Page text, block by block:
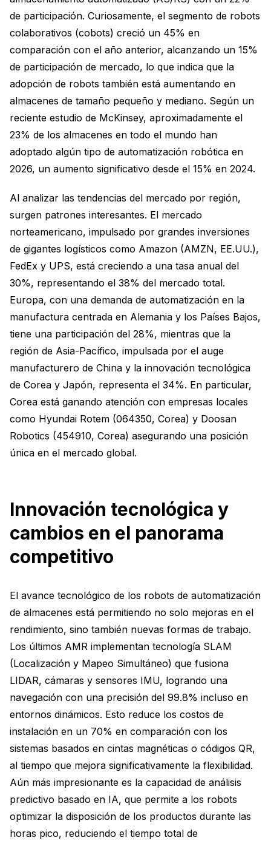
de participación. Curiosamente, el segmento de robots
colaborativos (cobots) creció un 45% en
comparación con el año anterior, alcanzando un 15%
de participación de mercado, lo que indica que la
adopción de robots también está aumentando en
almacenes de tamaño pequeño y mediano. Según un
reciente estudio de McKinsey, aproximadamente el
23% de los almacenes en todo el mundo han
adoptado algún tipo de automatización robótica en
2026, un aumento significativo desde el 15% en 2024.
Al analizar las tendencias del mercado por región,
surgen patrones interesantes. El mercado
norteamericano, impulsado por grandes inversiones
de gigantes logísticos como Amazon (AMZN, EE.UU.),
FedEx y UPS, está creciendo a una tasa anual del
30%, representando el 38% del mercado total.
Europa, con una demanda de automatización en la
manufactura centrada en Alemania y los Países Bajos,
tiene una participación del 28%, mientras que la
región de Asia-Pacífico, impulsada por el auge
manufacturero de China y la innovación tecnológica
de Corea y Japón, representa el 34%. En particular,
Corea está ganando atención con empresas locales
como Hyundai Rotem (064350, Corea) y Doosan
Robotics (454910, Corea) asegurando una posición
única en el mercado global.
Innovación tecnológica y
cambios en el panorama
competitivo
El avance tecnológico de los robots de automatización
de almacenes está permitiendo no solo mejoras en el
rendimiento, sino también nuevas formas de trabajo.
Los últimos AMR implementan tecnología SLAM
(Localización y Mapeo Simultáneo) que fusiona
LIDAR, cámaras y sensores IMU, logrando una
navegación con una precisión del 99.8% incluso en
entornos dinámicos. Esto reduce los costos de
instalación en un 70% en comparación con los
sistemas basados en cintas magnéticas o códigos QR,
al tiempo que mejora significativamente la flexibilidad.
Aún más impresionante es la capacidad de análisis
predictivo basado en IA, que permite a los robots
optimizar la disposición de los productos durante las
horas pico, reduciendo el tiempo total de